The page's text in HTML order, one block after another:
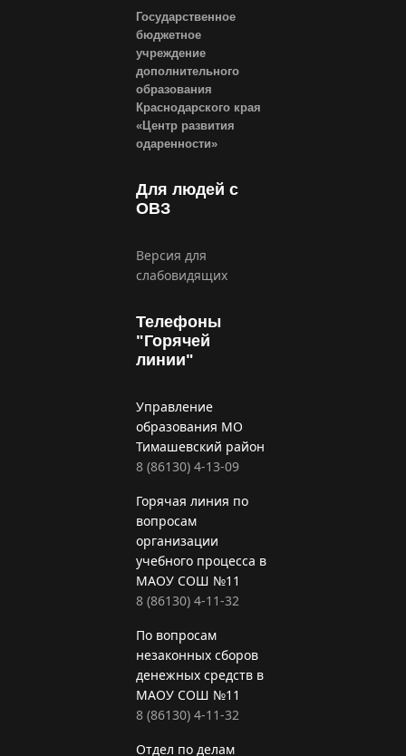
Государственное
бюджетное
учреждение
дополнительного
образования
Краснодарского края
«Центр развития
одаренности»
Для людей с
ОВЗ
Версия для
слабовидящих
Телефоны
"Горячей
линии"
Управление
образования МО
Тимашевский район
8 (86130) 4-13-09
Горячая линия по
вопросам
организации
учебного процесса в
МАОУ СОШ №11
8 (86130) 4-11-32
По вопросам
незаконных сборов
денежных средств в
МАОУ СОШ №11
8 (86130) 4-11-32
Отдел по делам